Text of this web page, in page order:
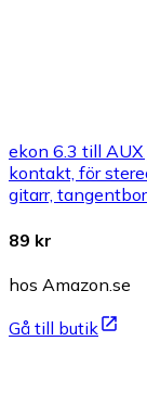
ekon 6.3 till AUX
kontakt, för
gitarr,
89 kr
hos Amazon.se
Gå till butik